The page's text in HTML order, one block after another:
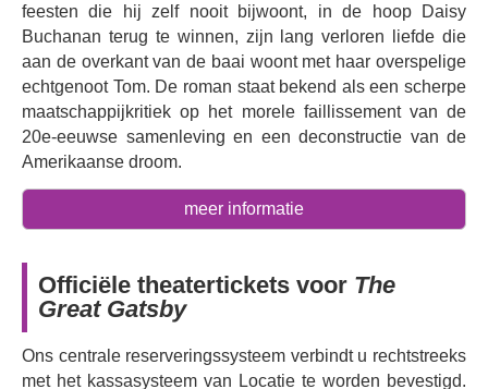
feesten die hij zelf nooit bijwoont, in de hoop Daisy
Buchanan terug te winnen, zijn lang verloren liefde die
aan de overkant van de baai woont met haar overspelige
echtgenoot Tom. De roman staat bekend als een scherpe
maatschappijkritiek op het morele faillissement van de
20e-eeuwse samenleving en een deconstructie van de
Amerikaanse droom.
De roman
The Great Gatsby
heeft talloze bewerkingen
gekend, van de film van Baz Luhrman met Leonardo
met Jamie Muscato, en de aankomende
Gatsby: An American Myth, geschreven door zangeres
Florence Welch. In deze nieuwste bewerking speelt
Rege-Jean PageuitBridgertonde rol van Jay Gatsby.
Page was voor het laatst te zien inThe Merchant of
meer informatie
Officiële theatertickets voor The
Great Gatsby
Ons centrale reserveringssysteem verbindt u rechtstreeks
met het kassasysteem van Locatie te worden bevestigd.